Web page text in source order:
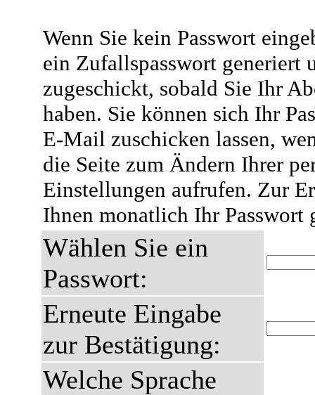
Wenn Sie kein Passwort
ein Zufallspasswort generiert
zugeschickt, sobald Sie Ihr
haben. Sie können sich Ihr
E-Mail zuschicken lassen,
die Seite zum Ändern Ihrer
Einstellungen aufrufen. Zur
Ihnen monatlich Ihr Passwort
Wählen Sie ein
Passwort:
Erneute Eingabe
zur Bestätigung:
Welche Sprache